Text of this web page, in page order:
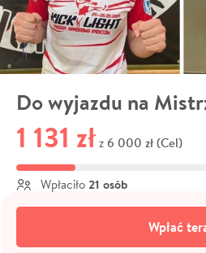
Do wyjazdu na
1 131 zł z 6 000 zł (Cel)
Wpłaciło 21 osób
Wpłać